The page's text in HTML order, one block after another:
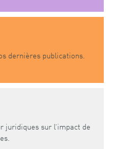
dernières publications.
juridiques sur l’impact de